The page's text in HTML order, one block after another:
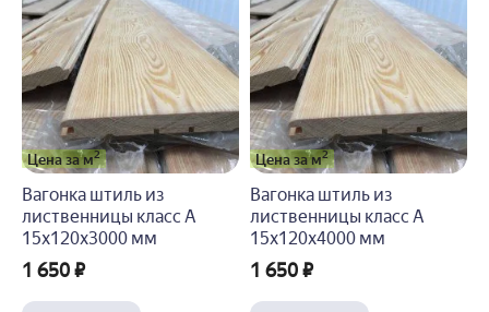
Цена за м2
Вагонка штиль из
лиственницы класс А
15x120x4000 мм
1 650 ₽
Цена за м2
Вагонка штиль из
лиственницы класс А
15x145x2000 мм
1 850 ₽